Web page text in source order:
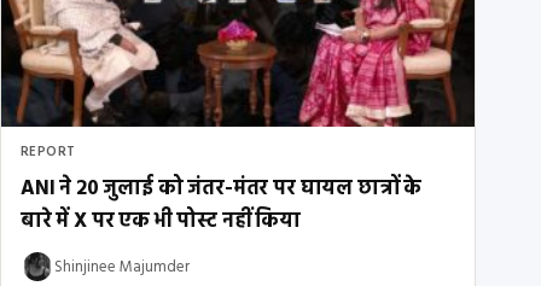
REPORT
ANI ने 20 जुलाई को जंतर-मंतर पर घायल छात्रों के
बारे में X पर एक भी पोस्ट नहीं किया
Shinjinee Majumder